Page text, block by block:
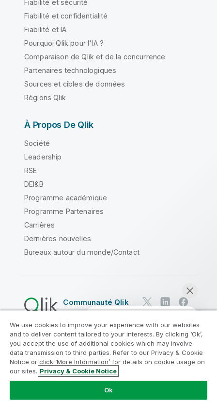
Discuter maintenant
Fiabilité et sécurité
Fiabilité et confidentialité
Fiabilité et IA
Pourquoi Qlik pour l'IA ?
Comparaison de Qlik et de la concurrence
Partenaires technologiques
Sources et cibles de données
Régions Qlik
À Propos De Qlik
Société
Leadership
RSE
DEI&B
Programme académique
Programme Partenaires
Carrières
Dernières nouvelles
Bureaux autour du monde/Contact
Communauté Qlik
Contrats juridiques
Conditions d'utilisation des produits
Legal Policies
Conditions légales
Conditions d'utilisation
Marques
Do Not Share My Info
Copyright © 1993-2026 QlikTech International AB. Tous
We use cookies to improve your experience with our websites
and to deliver content tailored to your interests. By clicking ‘Ok’,
you accept the use of additional cookies which may involve
data transmission to third parties. Refer to our Privacy & Cookie
Notice or click ‘More Information’ for details on cookie usage on
our sites. Privacy & Cookie Notice
Ok